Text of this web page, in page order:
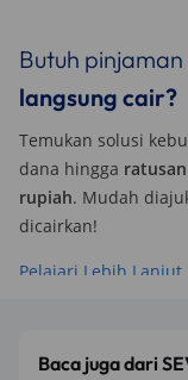
Butuh
langsung cair?
Temukan solusi
dana hingga
rupiah. Mudah
dicairkan!
Pelajari Lebih Lanjut
Baca juga dari